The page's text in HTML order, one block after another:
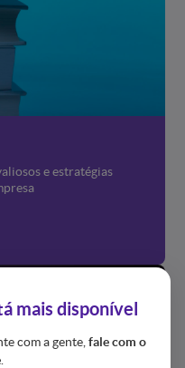
e estratégias
mais disponível
com a gente, fale com o